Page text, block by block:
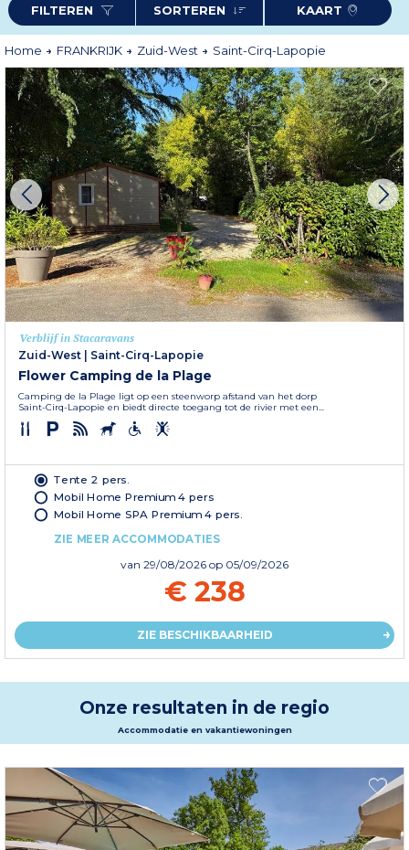
FILTEREN SORTEREN KAART
Home FRANKRIJK Zuid-West Saint-Cirq-Lapopie
Verblijf in Stacaravans
Zuid-West
Saint-Cirq-Lapopie
Flower Camping de la Plage
Camping de la Plage ligt op een steenworp afstand van het dorp
Saint-Cirq-Lapopie en biedt directe toegang tot de rivier met een...
Tente 2 pers.
Mobil Home Premium 4 pers
Mobil Home SPA Premium 4 pers.
ZIE MEER ACCOMMODATIES
van 29/08/2026 op 05/09/2026
€ 238
ZIE BESCHIKBAARHEID
Onze resultaten in de regio
Accommodatie en vakantiewoningen